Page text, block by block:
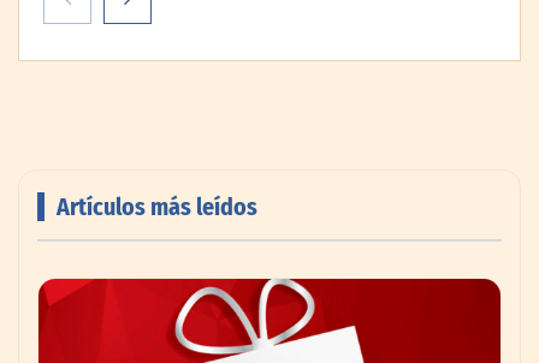
impulsando la colaboración en el sector
Artículos más leídos